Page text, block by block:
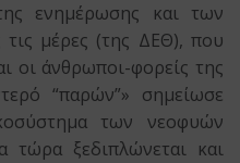
ενημέρωσης και των
τις μέρες (της ΔΕΘ), που
οι άνθρωπoι-φορείς της
“παρών”» σημείωσε
των νεοφυών
τώρα ξεδιπλώνεται και